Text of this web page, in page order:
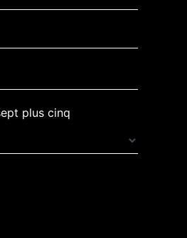
plus cinq